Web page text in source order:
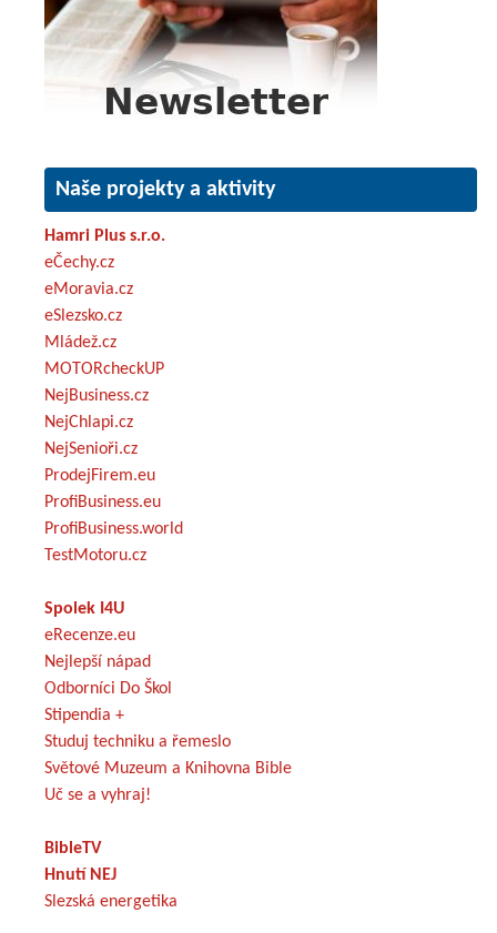
Naše projekty a aktivity
Hamri Plus s.r.o.
eČechy.cz
eMoravia.cz
eSlezsko.cz
Mládež.cz
MOTORcheckUP
NejBusiness.cz
NejChlapi.cz
NejSenioři.cz
ProdejFirem.eu
ProfiBusiness.eu
ProfiBusiness.world
TestMotoru.cz
Spolek I4U
eRecenze.eu
Nejlepší nápad
Odborníci Do Škol
Stipendia +
Studuj techniku a řemeslo
Světové Muzeum a Knihovna Bible
Uč se a vyhraj!
BibleTV
Hnutí NEJ
Slezská energetika